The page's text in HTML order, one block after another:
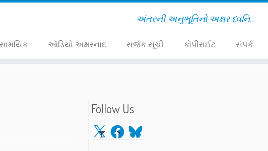
અંતરની અનુભૂતિનો અક્ષર ધ્વનિ..
ઑડિયો અક્ષરનાદ સર્જક સૂચી કોપીરાઈટ સંપર્ક
Follow Us
X Facebook
Bluesky